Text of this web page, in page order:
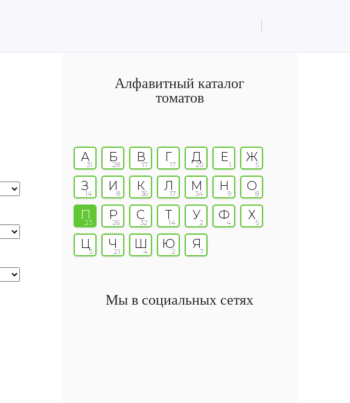
Алфавитный каталог
томатов
А
31
Б
28
В
17
Г
17
Д
20
Е
1
Ж
5
З
14
И
8
К
36
Л
17
М
34
Н
9
О
8
П
23
Р
26
С
32
Т
14
У
2
Ф
4
Х
5
Ц
3
Ч
21
Ш
4
Ю
2
Я
7
Мы в социальных сетях